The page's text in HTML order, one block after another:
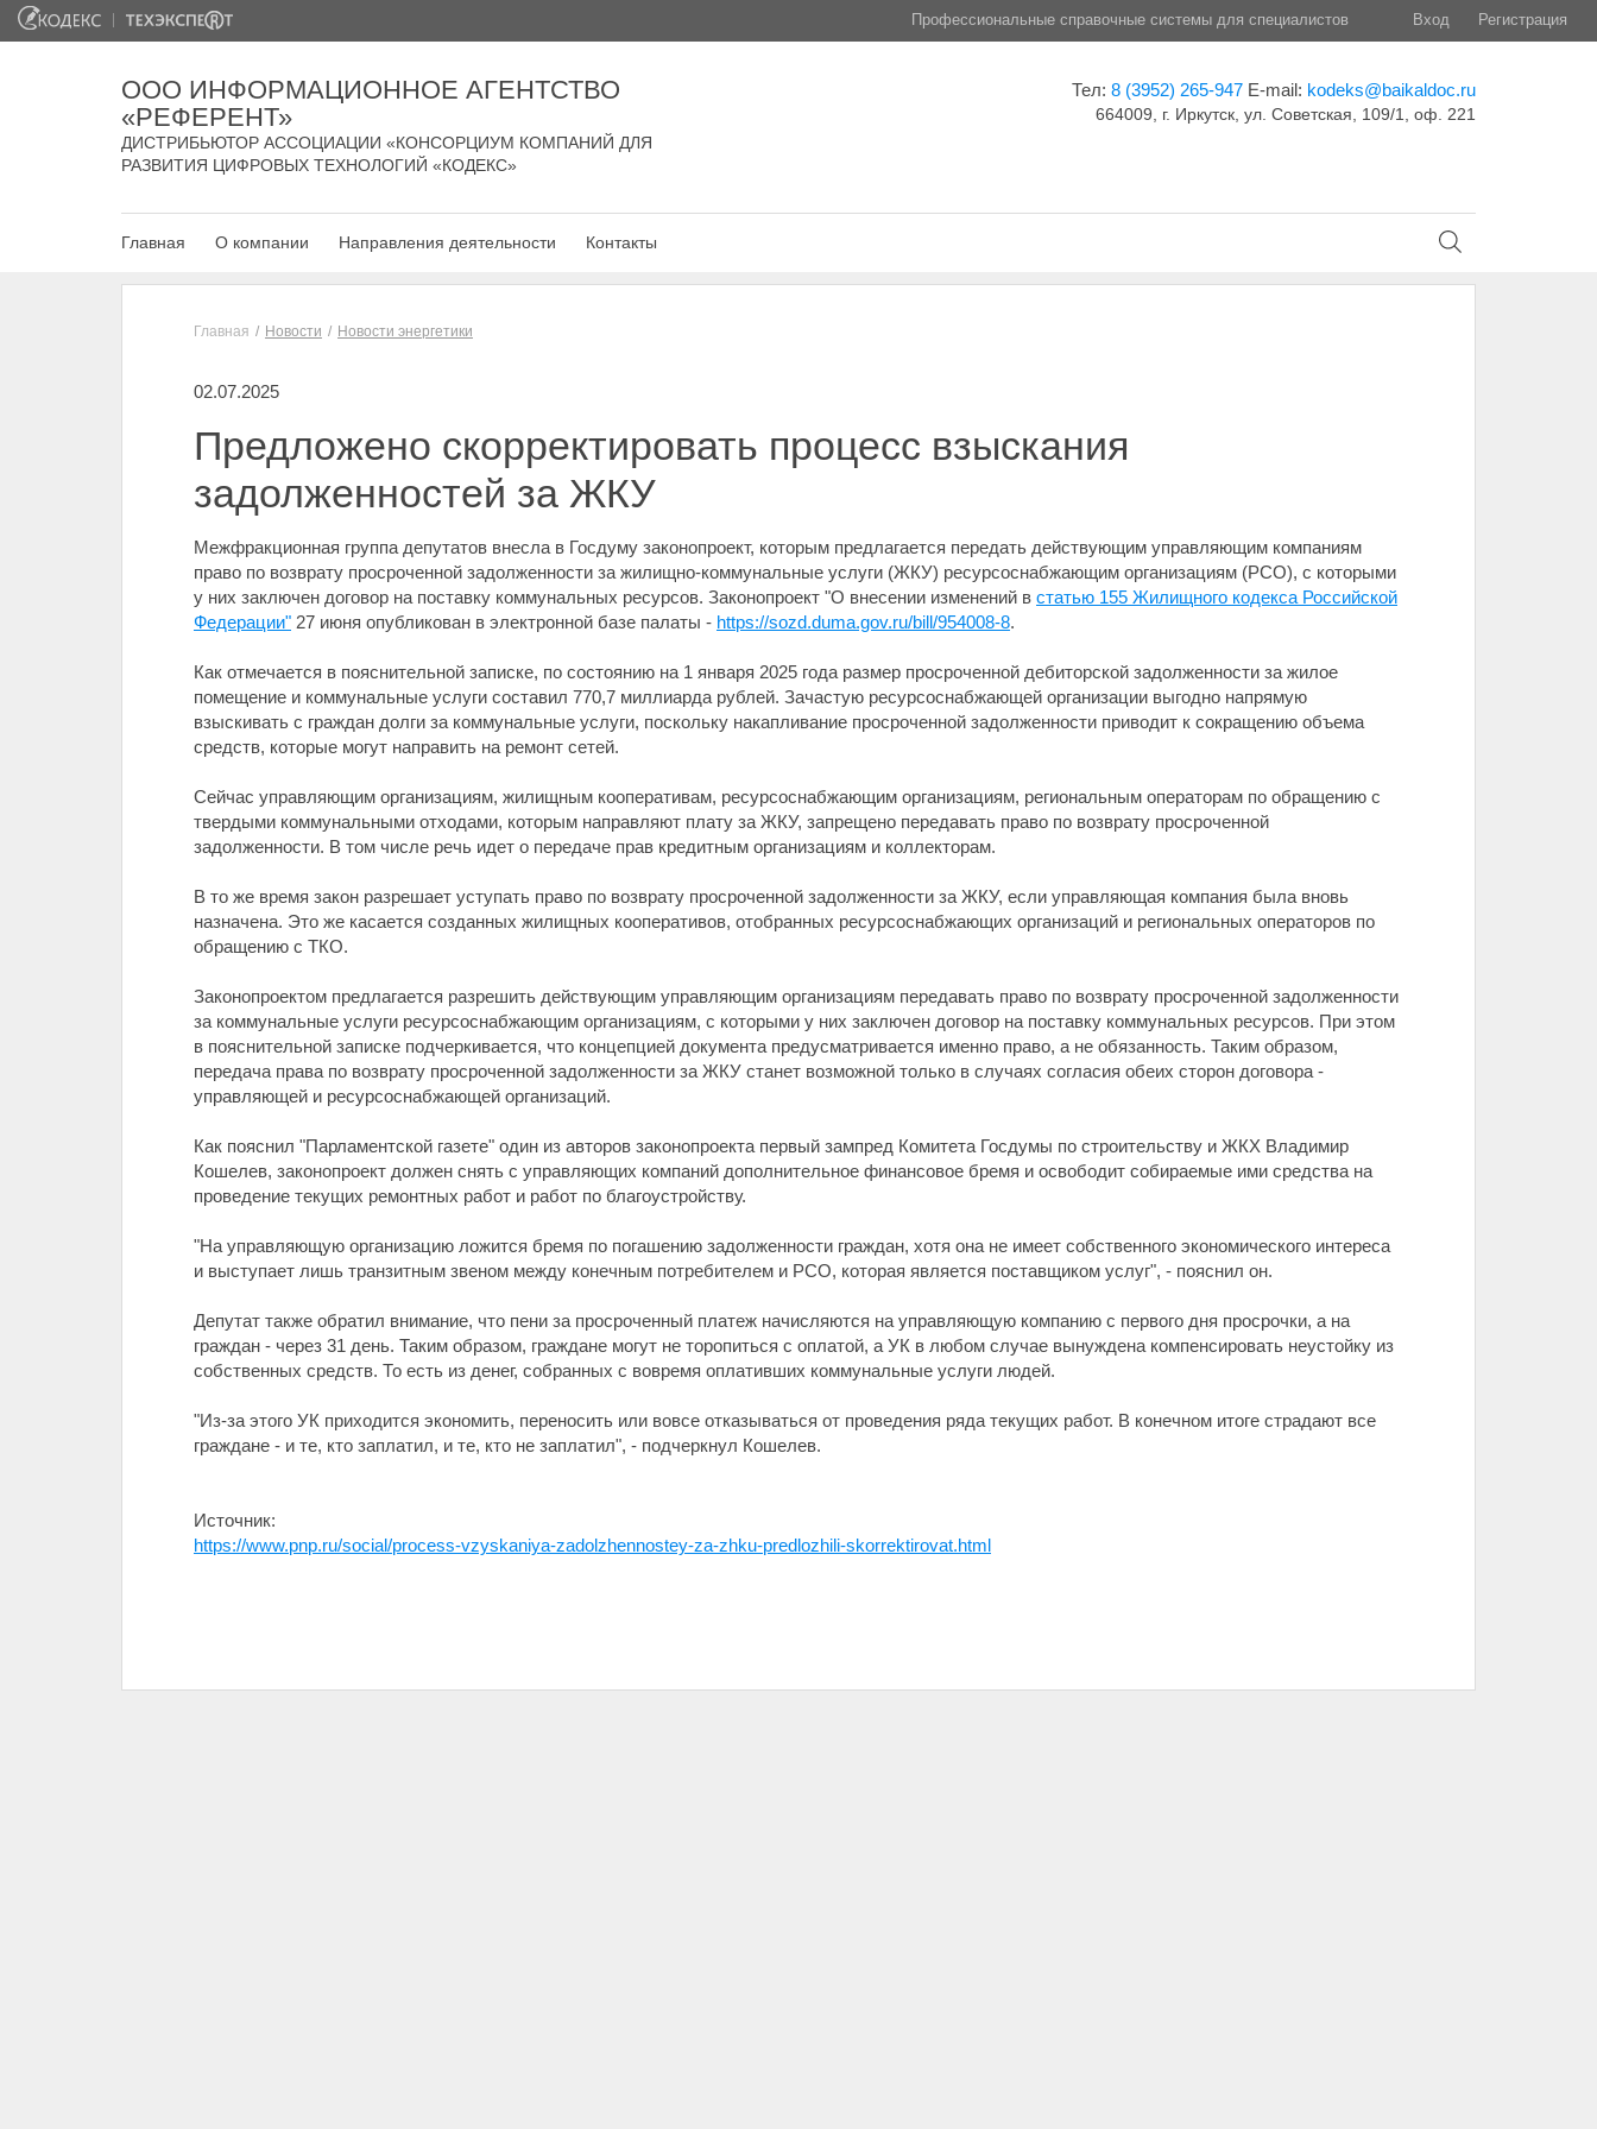
Профессиональные справочные системы для специалистов Вход Регистрация
ООО ИНФОРМАЦИОННОЕ АГЕНТСТВО
«РЕФЕРЕНТ»
ДИСТРИБЬЮТОР АССОЦИАЦИИ «КОНСОРЦИУМ КОМПАНИЙ ДЛЯ
РАЗВИТИЯ ЦИФРОВЫХ ТЕХНОЛОГИЙ «КОДЕКС»
Тел: 8 (3952) 265-947 E-mail: kodeks@baikaldoc.ru
664009, г. Иркутск, ул. Советская, 109/1, оф. 221
Главная О компании Направления деятельности Контакты
Главная Новости Новости энергетики
02.07.2025
Предложено скорректировать процесс взыскания
задолженностей за ЖКУ
Межфракционная группа депутатов внесла в Госдуму законопроект, которым предлагается передать действующим управляющим компаниям
право по возврату просроченной задолженности за жилищно-коммунальные услуги (ЖКУ) ресурсоснабжающим организациям (РСО), с которыми
у них заключен договор на поставку коммунальных ресурсов. Законопроект "О внесении изменений в статью 155 Жилищного кодекса Российской
Федерации" 27 июня опубликован в электронной базе палаты - https://sozd.duma.gov.ru/bill/954008-8.
Как отмечается в пояснительной записке, по состоянию на 1 января 2025 года размер просроченной дебиторской задолженности за жилое
помещение и коммунальные услуги составил 770,7 миллиарда рублей. Зачастую ресурсоснабжающей организации выгодно напрямую
взыскивать с граждан долги за коммунальные услуги, поскольку накапливание просроченной задолженности приводит к сокращению объема
средств, которые могут направить на ремонт сетей.
Сейчас управляющим организациям, жилищным кооперативам, ресурсоснабжающим организациям, региональным операторам по обращению с
твердыми коммунальными отходами, которым направляют плату за ЖКУ, запрещено передавать право по возврату просроченной
задолженности. В том числе речь идет о передаче прав кредитным организациям и коллекторам.
В то же время закон разрешает уступать право по возврату просроченной задолженности за ЖКУ, если управляющая компания была вновь
назначена. Это же касается созданных жилищных кооперативов, отобранных ресурсоснабжающих организаций и региональных операторов по
обращению с ТКО.
Законопроектом предлагается разрешить действующим управляющим организациям передавать право по возврату просроченной задолженности
за коммунальные услуги ресурсоснабжающим организациям, с которыми у них заключен договор на поставку коммунальных ресурсов. При этом
в пояснительной записке подчеркивается, что концепцией документа предусматривается именно право, а не обязанность. Таким образом,
передача права по возврату просроченной задолженности за ЖКУ станет возможной только в случаях согласия обеих сторон договора -
управляющей и ресурсоснабжающей организаций.
Как пояснил "Парламентской газете" один из авторов законопроекта первый зампред Комитета Госдумы по строительству и ЖКХ Владимир
Кошелев, законопроект должен снять с управляющих компаний дополнительное финансовое бремя и освободит собираемые ими средства на
проведение текущих ремонтных работ и работ по благоустройству.
"На управляющую организацию ложится бремя по погашению задолженности граждан, хотя она не имеет собственного экономического интереса
и выступает лишь транзитным звеном между конечным потребителем и РСО, которая является поставщиком услуг", - пояснил он.
Депутат также обратил внимание, что пени за просроченный платеж начисляются на управляющую компанию с первого дня просрочки, а на
граждан - через 31 день. Таким образом, граждане могут не торопиться с оплатой, а УК в любом случае вынуждена компенсировать неустойку из
собственных средств. То есть из денег, собранных с вовремя оплативших коммунальные услуги людей.
"Из-за этого УК приходится экономить, переносить или вовсе отказываться от проведения ряда текущих работ. В конечном итоге страдают все
граждане - и те, кто заплатил, и те, кто не заплатил", - подчеркнул Кошелев.
Источник:
https://www.pnp.ru/social/process-vzyskaniya-zadolzhennostey-za-zhku-predlozhili-skorrektirovat.html